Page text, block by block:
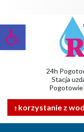
Otwórz
24h
Stacja
z wody z